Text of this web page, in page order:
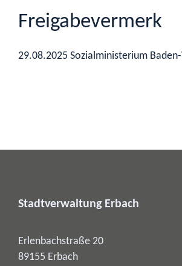
Freigabevermerk
29.08.2025 Sozialministerium
Stadtverwaltung Erbach
Erlenbachstraße 20
89155 Erbach